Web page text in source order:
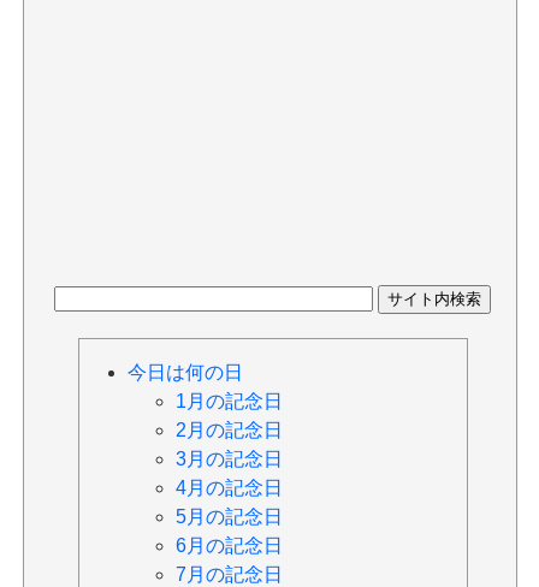
今日は何の日
1月の記念日
2月の記念日
3月の記念日
4月の記念日
5月の記念日
6月の記念日
7月の記念日